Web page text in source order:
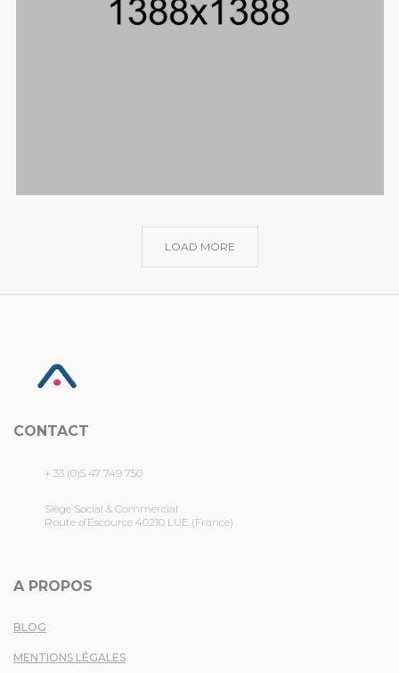
LOAD MORE
CONTACT
+ 33 (0)5 47 749 750
Siège Social & Commercial
Route d’Escource 40210 LUE (France)
A PROPOS
BLOG
MENTIONS LÉGALES